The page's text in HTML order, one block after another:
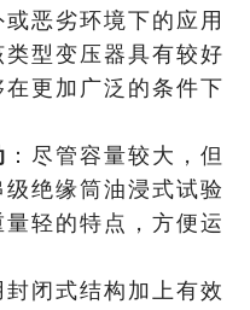
或恶劣环境下的应用
型变压器具有较好
更加广泛的条件下
：尽管容量较大，但
绝缘筒油浸式试验
轻的特点，方便运
封闭式结构加上有效